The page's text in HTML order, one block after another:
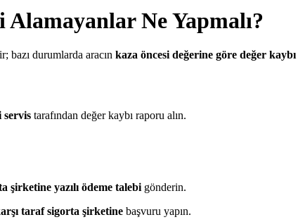
Alamayanlar Ne Yapmalı?
bazı durumlarda aracın kaza öncesi değerine göre değer kaybı
servis tarafından değer kaybı raporu alın.
şirketine yazılı ödeme talebi gönderin.
taraf sigorta şirketine başvuru yapın.